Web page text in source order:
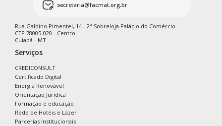
secretaria@facmat.org.br
Rua Galdino Pimentel, 14 - 2ª Sobreloja Palácio do Comércio
CEP 78005-020 - Centro
Cuiabá - MT
Serviços
CREDICONSULT
Certificado Digital
Energia Renovável
Orientação Jurídica
Formação e educação
Rede de Hotéis e Lazer
Parcerias Institucionais